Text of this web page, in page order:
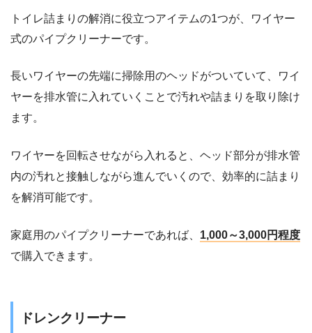
トイレ詰まりの解消に役立つアイテムの1つが、ワイヤー
式のパイプクリーナーです。
長いワイヤーの先端に掃除用のヘッドがついていて、ワイ
ヤーを排水管に入れていくことで汚れや詰まりを取り除け
ます。
ワイヤーを回転させながら入れると、ヘッド部分が排水管
内の汚れと接触しながら進んでいくので、効率的に詰まり
を解消可能です。
家庭用のパイプクリーナーであれば、 1,000～3,000円程度
で購入できます。
ドレンクリーナー